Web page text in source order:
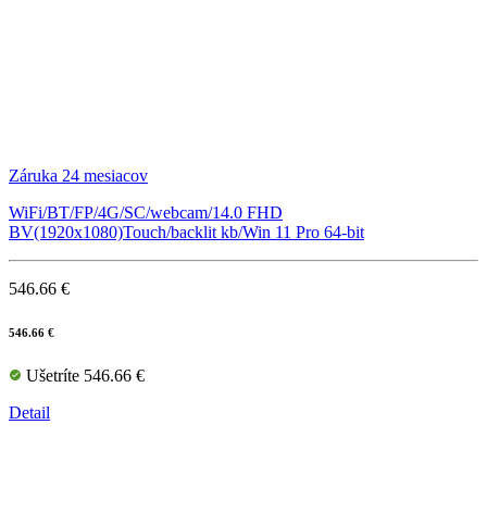
Záruka 24 mesiacov
WiFi/BT/FP/4G/SC/webcam/14.0 FHD
BV(1920x1080)Touch/backlit kb/Win 11 Pro 64-bit
546.66 €
546.66 €
Ušetríte 546.66 €
Detail